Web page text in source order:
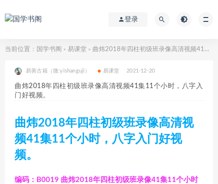
登录
当前位置： 国学书阁 > 易课堂 > 曲炜2018年四柱初级班录像高清视频41集11个小时，八字入门好视频。
易善古籍（微:yishanguji） 易课堂 2021-12-20
曲炜2018年四柱初级班录像高清视频41集11个小时，八字入
门好视频。
曲炜2018年四柱初级班录像高清视
频41集11个小时，八字入门好视
频。
编码：B0019 曲炜2018年四柱初级班录像41集11个小时